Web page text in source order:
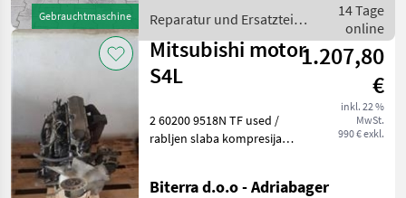
Gebrauchtmaschine
und R
Reparatur und Ersatzteile
/ John Deere
14 Tage
online
Mitsubishi motor
S4L
1.207,80
€
inkl. 22 %
MwSt.
990 € exkl.
2 60200 9518N TF used /
rabljen slaba kompresija
Biterra d.o.o - Adriabager